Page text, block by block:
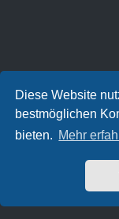
Diese Website
bestmöglichen
bieten. Mehr